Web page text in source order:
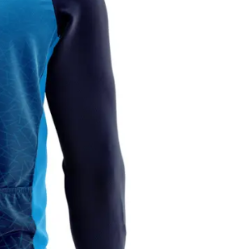
pour un meilleur maintient, 3